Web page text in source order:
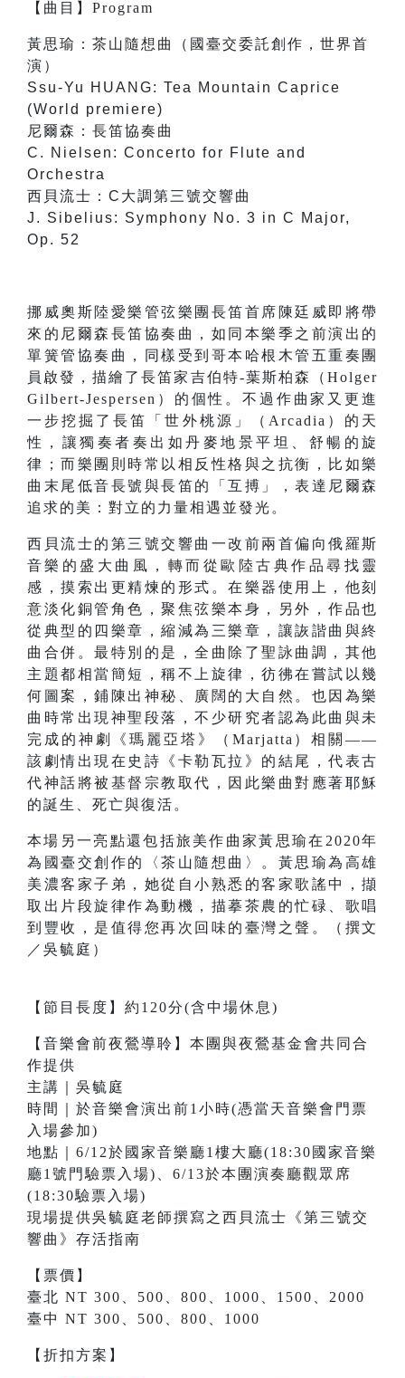
【 曲目 】 Program
黃思瑜：茶山隨想曲（國臺交委託創作，世界首
演）
Ssu-Yu HUANG: Tea Mountain Caprice
(World premiere)
尼爾森：長笛協奏曲
C. Nielsen: Concerto for Flute and
Orchestra
西貝流士：C大調第三號交響曲
J. Sibelius: Symphony No. 3 in C Major,
Op. 52
挪威奧斯陸愛樂管弦樂團長笛首席陳廷威即將帶
來的尼爾森長笛協奏曲，如同本樂季之前演出的
單簧管協奏曲，同樣受到哥本哈根木管五重奏團
員啟發，描繪了長笛家吉伯特-葉斯柏森（Holger
Gilbert-Jespersen）的個性。不過作曲家又更進
一步挖掘了長笛「世外桃源」（Arcadia）的天
性，讓獨奏者奏出如丹麥地景平坦、舒暢的旋
律；而樂團則時常以相反性格與之抗衡，比如樂
曲末尾低音長號與長笛的「互搏」，表達尼爾森
追求的美：對立的力量相遇並發光。
西貝流士的第三號交響曲一改前兩首偏向俄羅斯
音樂的盛大曲風，轉而從歐陸古典作品尋找靈
感，摸索出更精煉的形式。在樂器使用上，他刻
意淡化銅管角色，聚焦弦樂本身，另外，作品也
從典型的四樂章，縮減為三樂章，讓詼諧曲與終
曲合併。最特別的是，全曲除了聖詠曲調，其他
主題都相當簡短，稱不上旋律，彷彿在嘗試以幾
何圖案，鋪陳出神秘、廣闊的大自然。也因為樂
曲時常出現神聖段落，不少研究者認為此曲與未
完成的神劇《瑪麗亞塔》（Marjatta）相關——
該劇情出現在史詩《卡勒瓦拉》的結尾，代表古
代神話將被基督宗教取代，因此樂曲對應著耶穌
的誕生、死亡與復活。
本場另一亮點還包括旅美作曲家黃思瑜在2020年
為國臺交創作的〈茶山隨想曲〉。黃思瑜為高雄
美濃客家子弟，她從自小熟悉的客家歌謠中，擷
取出片段旋律作為動機，描摹茶農的忙碌、歌唱
到豐收，是值得您再次回味的臺灣之聲。（撰文
／吳毓庭）
【節目長度】約120分(含中場休息)
【音樂會前夜鶯導聆】本團與夜鶯基金會共同合
作提供
主講｜吳毓庭
時間｜於音樂會演出前1小時(憑當天音樂會門票
入場參加)
地點｜6/12於國家音樂廳1樓大廳(18:30國家音樂
廳1號門驗票入場)、6/13於本團演奏廳觀眾席
(18:30驗票入場)
現場提供吳毓庭老師撰寫之 西貝流士 《第三號交
響曲 》存活指南
【票價】
臺北 NT 300、500、800、1000、1500、2000
臺中 NT 300、500、800、1000
【折扣方案】